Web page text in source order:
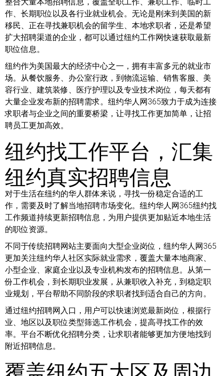
作、长期职位以及各行业就业机会。无论是刚来到美国的新
移民、正在寻找兼职机会的留学生、本地求职者，还是希望
扩大招聘渠道的企业，都可以通过纽约工作网快速获取最新
职位信息。
纽约作为美国最大的经济中心之一，拥有丰富多元的就业市
场。从餐饮服务、办公室行政，到物流运输、销售客服、美
容行业、建筑装修、医疗护理以及专业技术岗位，每天都有
大量企业发布新的招聘需求。纽约华人网365致力于成为连接
求职者与企业之间的重要桥梁，让寻找工作更加简单，让招
聘员工更加高效。
纽约找工作平台，汇集
纽约真实招聘信息
对于生活在纽约的华人群体来说，寻找一份稳定合适的工
作，需要及时了解当地招聘市场变化。纽约华人网365纽约找
工作频道持续更新招聘信息，为用户提供更加贴近本地生活
的职位资源。
不同于传统招聘网站主要面向大型企业岗位，纽约华人网365
更加关注纽约华人社区实际就业需求，覆盖大量本地商家、
小型企业、家庭企业以及专业机构发布的招聘信息。从第一
份工作机会，到长期职业发展，从兼职收入补充，到稳定职
业规划，平台帮助不同阶段的求职者找到适合自己的方向。
通过纽约招聘网入口，用户可以快速浏览最新岗位，根据行
业、地区以及职位类型筛选工作机会，提高寻找工作的效
率。平台不断优化招聘分类，让求职者能够更加方便地找到
附近招聘信息。
覆盖纽约五大区及周边